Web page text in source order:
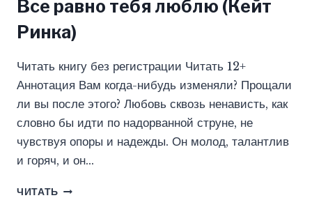
Все равно тебя люблю (Кейт
Ринка)
Читать книгу без регистрации Читать 12+
Аннотация Вам когда-нибудь изменяли? Прощали
ли вы после этого? Любовь сквозь ненависть, как
словно бы идти по надорванной струне, не
чувствуя опоры и надежды. Он молод, талантлив
и горяч, и он…
ЧИТАТЬ ВСЕ